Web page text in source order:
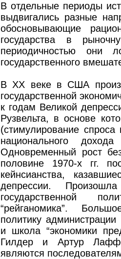
В отдельные периоды
выдвигались разные
обосновывающие
государства в
периодичностью они
государственного
В ХХ веке в США
государственной
к годам Великой
Рузвельта, в основе
(стимулирование
национального
Одновременный рост
половине 1970-х гг.
кейнсианства,
депрессии.
государственной
“рейганомика”.
политику
и школа “экономики
Гилдер и Артур
являются